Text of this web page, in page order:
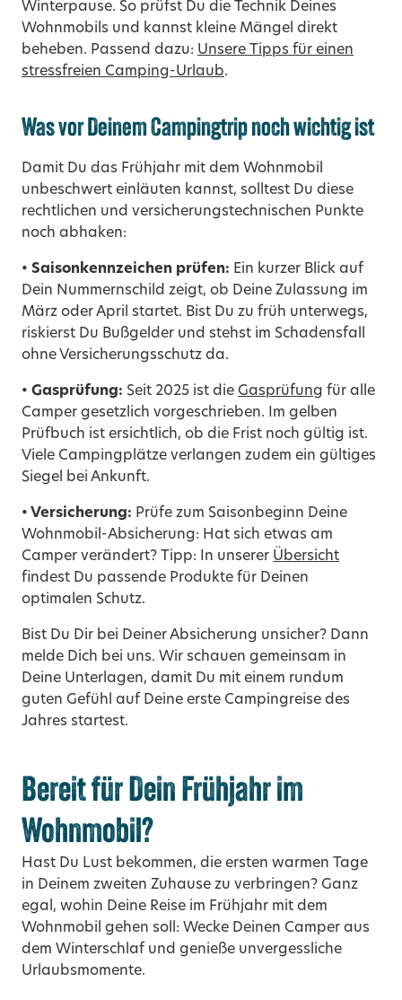
Winterpause. So prüfst Du die Technik Deines
Wohnmobils und kannst kleine Mängel direkt
beheben. Passend dazu: Unsere Tipps für einen
stressfreien Camping-Urlaub.
Was vor Deinem Campingtrip noch wichtig ist
Damit Du das Frühjahr mit dem Wohnmobil
unbeschwert einläuten kannst, solltest Du diese
rechtlichen und versicherungstechnischen Punkte
noch abhaken:
• Saisonkennzeichen prüfen: Ein kurzer Blick auf
Dein Nummernschild zeigt, ob Deine Zulassung im
März oder April startet. Bist Du zu früh unterwegs,
riskierst Du Bußgelder und stehst im Schadensfall
ohne Versicherungsschutz da.
• Gasprüfung: Seit 2025 ist die Gasprüfung für alle
Camper gesetzlich vorgeschrieben. Im gelben
Prüfbuch ist ersichtlich, ob die Frist noch gültig ist.
Viele Campingplätze verlangen zudem ein gültiges
Siegel bei Ankunft.
• Versicherung: Prüfe zum Saisonbeginn Deine
Wohnmobil-Absicherung: Hat sich etwas am
Camper verändert? Tipp: In unserer Übersicht
findest Du passende Produkte für Deinen
optimalen Schutz.
Bist Du Dir bei Deiner Absicherung unsicher? Dann
melde Dich bei uns. Wir schauen gemeinsam in
Deine Unterlagen, damit Du mit einem rundum
guten Gefühl auf Deine erste Campingreise des
Jahres startest.
Bereit für Dein Frühjahr im
Wohnmobil?
Hast Du Lust bekommen, die ersten warmen Tage
in Deinem zweiten Zuhause zu verbringen? Ganz
egal, wohin Deine Reise im Frühjahr mit dem
Wohnmobil gehen soll: Wecke Deinen Camper aus
dem Winterschlaf und genieße unvergessliche
Urlaubsmomente.